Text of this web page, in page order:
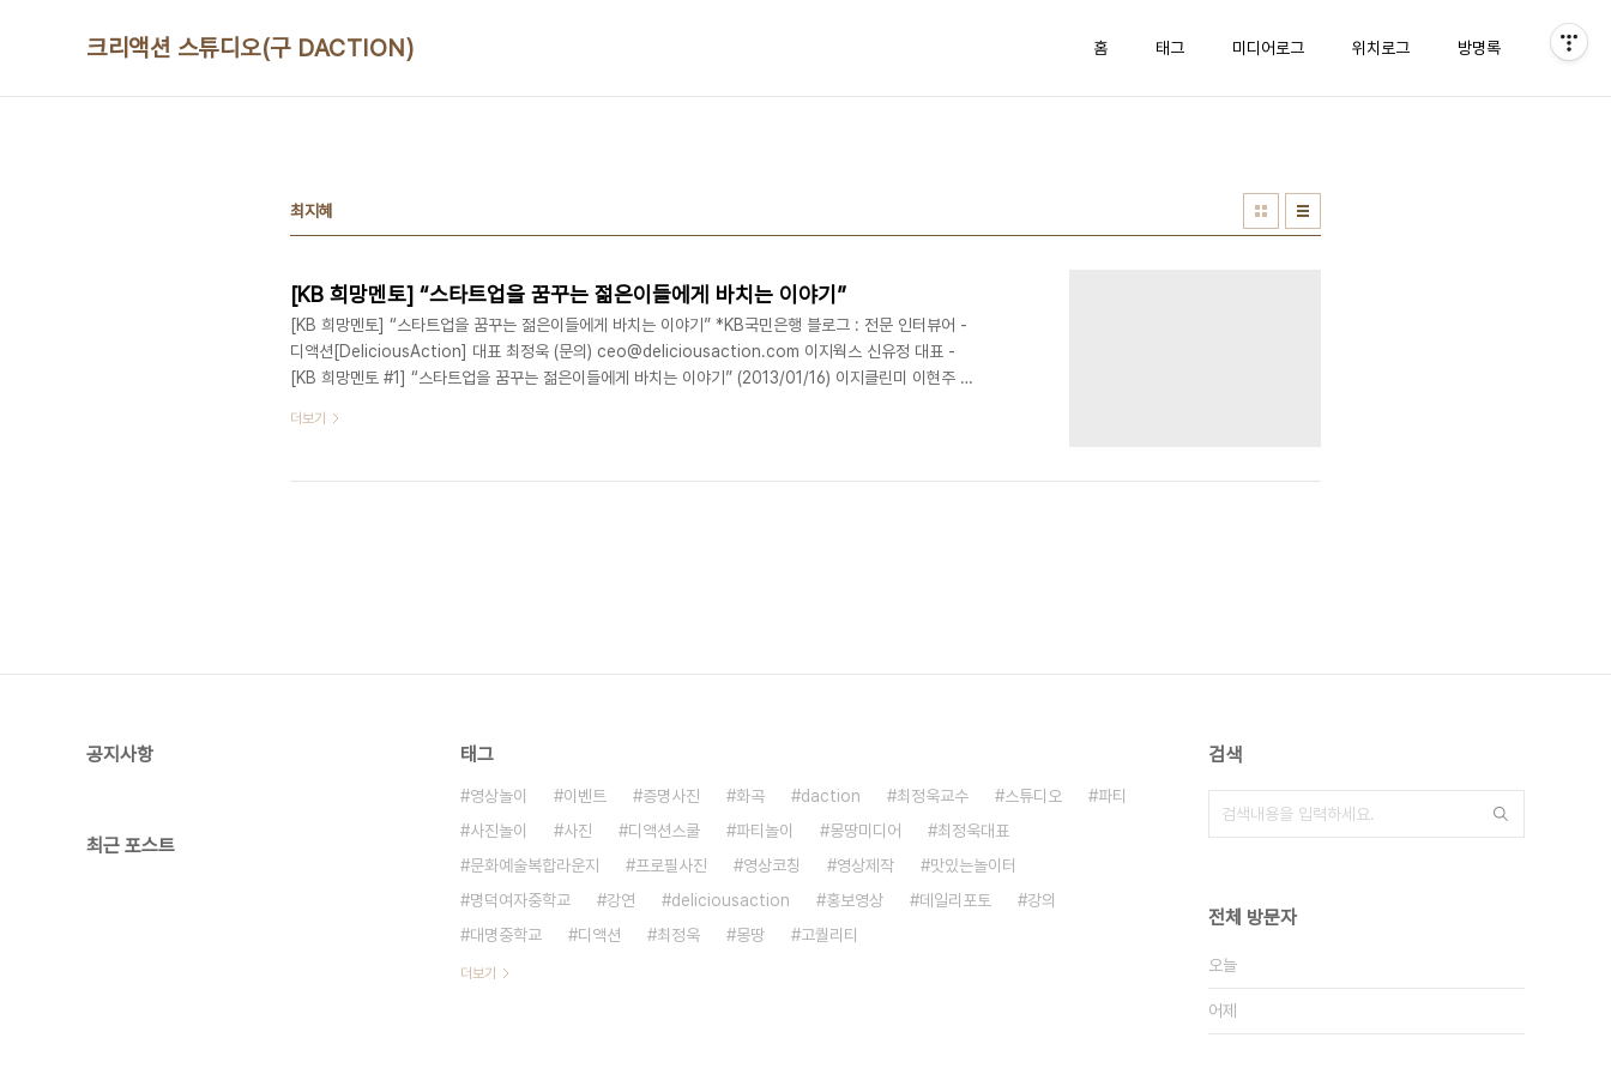
크리액션 스튜디오(구 DACTION) 홈 태그 미디어로그 위치로그 방명록
최지혜
[KB 희망멘토] “스타트업을 꿈꾸는 젊은이들에게 바치는 이야기”
[KB 희망멘토] “스타트업을 꿈꾸는 젊은이들에게 바치는 이야기” *KB국민은행 블로그 : 전문 인터뷰어 -
디액션[DeliciousAction] 대표 최정욱 (문의) ceo@deliciousaction.com 이지웍스 신유정 대표 -
[KB 희망멘토 #1] “스타트업을 꿈꾸는 젊은이들에게 바치는 이야기” (2013/01/16) 이지클린미 이현주 대
토 #3] 교육을 축제로 만드는 그녀 (2014/01/22)알리바바투어 박지연 대표 - [KB 희망멘토 #4] 모든 것
중요하다고..
더보기
공지사항
최근 포스트
태그
영상놀이 이벤트 증명사진 화곡 daction 최정욱교수 스튜디오
파티
사진놀이
사진 디액션스쿨 파티놀이 몽땅미디어
최정욱대표
문화예술복합라운지
프로필사진 영상코칭 영상제작
맛있는놀이터
명덕여자중학교
강연 deliciousaction 홍보영상 데일리포토
강의
대명중학교
디액션 최정욱 몽땅 고퀄리티
더보기
검색
전체 방문자
오늘
어제